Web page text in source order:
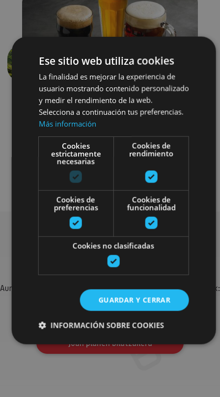
Aurrekoa
Gastronomía
Senderismo y montaña
Bilatu plan gehiago
Aurkitu zure bidaia Nafarroan osatzeko planak eta iradokizunak:
jarduera antolatuak, bisitak eta agendaren ekitaldi
garrantzitsuenak.
Joan planen bilatzailera
Ese sitio web utiliza cookies
La finalidad es mejorar la experiencia de
usuario mostrando contenido personalizado
y medir el rendimiento de la web.
Selecciona a continuación tus preferencias.
Más información
Cookies
estrictamente
necesarias
Cookies de
rendimiento
Cookies de
preferencias
Cookies de
funcionalidad
Cookies no clasificadas
GUARDAR Y CERRAR
INFORMACIÓN SOBRE COOKIES